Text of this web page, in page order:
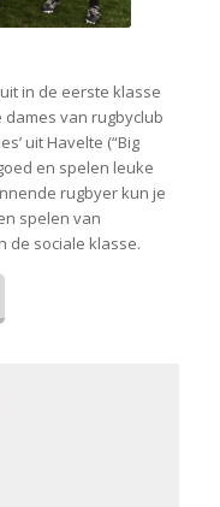
in de eerste klasse
dames van rugbyclub
uit Havelte (“Big
en spelen leuke
rugbyer kun je
spelen van
de sociale klasse.